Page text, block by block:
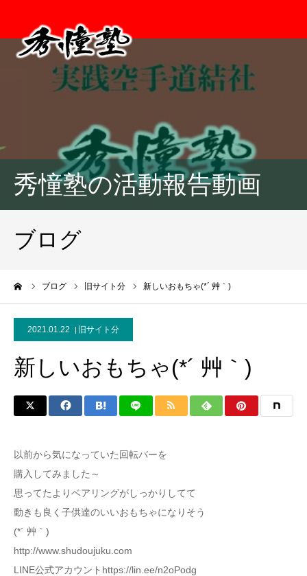
秀憧塾の活動報告動画
ブログ
ブログ 旧サイト分 新しいおもちゃ(*´ 艸｀)
2021.01.22 旧サイト分
新しいおもちゃ(*´ 艸｀)
以前から気になっていた回転バーを
購入してみました～
思ってたよりベアリングがしっかりしてて
動きも良く子供達のいいおもちゃになりそう
(*´ 艸｀)
http://www.shudoujuku.com
LINE公式アカウントhttps://lin.ee/n2oPodg